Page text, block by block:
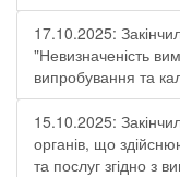
17.10.2025:
"Невизначеність
випробування та
15.10.2025:
органів, що
та послуг згідно з